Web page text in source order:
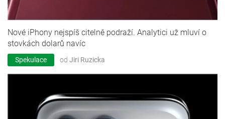
Nové iPhony nejspíš citelně podraží. Analytici už mluví o
stovkách dolarů navíc
Spekulace od Jiri Ruzicka